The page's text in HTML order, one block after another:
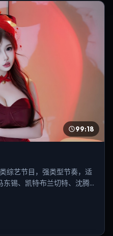
99:18
综艺节目，强类型节奏，适
锡、凯特·布兰切特、沈腾